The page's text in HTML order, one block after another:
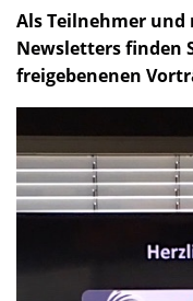
Als Teilnehmer
Newsletters finden
freigebenenen